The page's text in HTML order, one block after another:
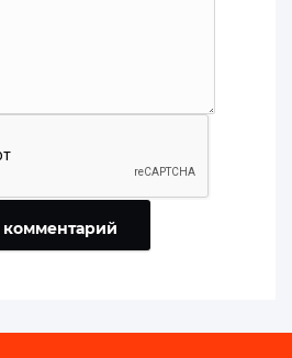
комментарий